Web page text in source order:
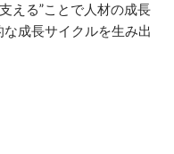
える”ことで人材の成長
成長サイクルを生み出